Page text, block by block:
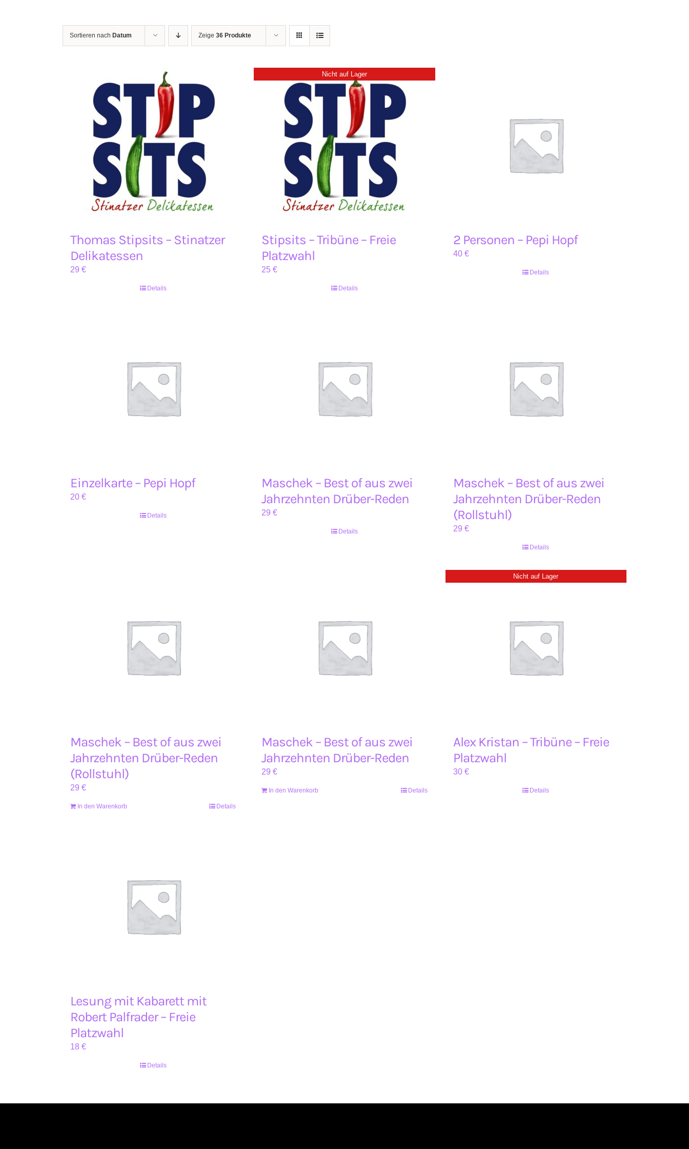
Sortieren nach Datum Zeige 36 Produkte
Thomas Stipsits – Stinatzer
Delikatessen
29 €
Details
Nicht auf Lager
Stipsits – Tribüne – Freie
Platzwahl
25€
Details
2 Personen – Pepi Hopf
40 €
Details
Einzelkarte – Pepi Hopf
20 €
Details
Maschek – Best of aus zwei
Jahrzehnten Drüber-Reden
29€
Details
Maschek – Best of aus zwei
Jahrzehnten Drüber-Reden
(Rollstuhl)
29 €
Details
Maschek – Best of aus zwei
Jahrzehnten Drüber-Reden
(Rollstuhl)
29 €
In den Warenkorb Details
Maschek – Best of aus zwei
Jahrzehnten Drüber-Reden
29€
In den Warenkorb Details
Nicht auf Lager
Alex Kristan – Tribüne – Freie
Platzwahl
30 €
Details
Lesung mit Kabarett mit
Robert Palfrader – Freie
Platzwahl
18 €
Details